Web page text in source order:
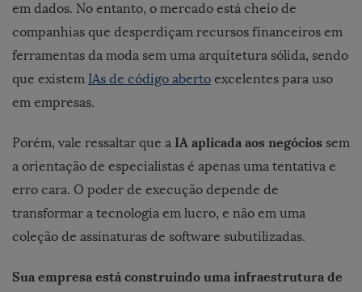
em dados. No entanto, o mercado está cheio de
companhias que desperdiçam recursos financeiros em
ferramentas da moda sem uma arquitetura sólida, sendo
que existem IAs de código aberto excelentes para uso
em empresas.
Porém, vale ressaltar que a IA aplicada aos negócios sem
a orientação de especialistas é apenas uma tentativa e
erro cara. O poder de execução depende de
transformar a tecnologia em lucro, e não em uma
coleção de assinaturas de software subutilizadas.
Sua empresa está construindo uma infraestrutura de